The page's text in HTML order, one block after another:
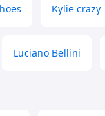
Kylie crazy
Luciano Bellini